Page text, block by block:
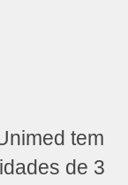
tem
de 3